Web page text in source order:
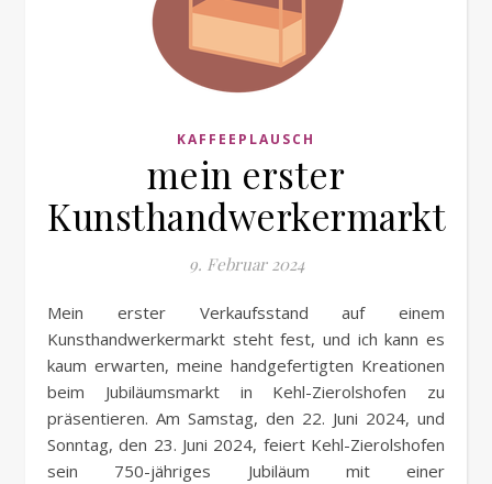
KAFFEEPLAUSCH
mein erster
Kunsthandwerkermarkt
9. Februar 2024
Mein erster Verkaufsstand auf einem
Kunsthandwerkermarkt steht fest, und ich kann es
kaum erwarten, meine handgefertigten Kreationen
beim Jubiläumsmarkt in Kehl-Zierolshofen zu
präsentieren. Am Samstag, den 22. Juni 2024, und
Sonntag, den 23. Juni 2024, feiert Kehl-Zierolshofen
sein 750-jähriges Jubiläum mit einer